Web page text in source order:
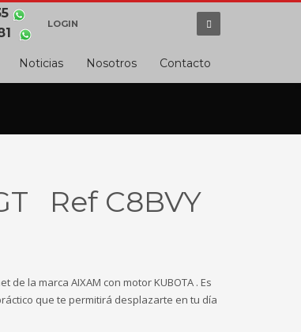
LOGIN
Noticias Nosotros Contacto
Ref C8BVY
de la marca AIXAM con motor KUBOTA . Es
que te permitirá desplazarte en tu día